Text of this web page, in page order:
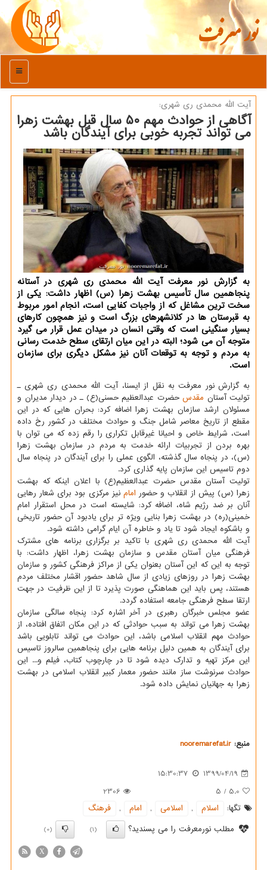
نور معرفت
منو
آیت الله محمدی ری شهری:
آگاهی از حوادث مهم ۵۰ سال قبل بهشت زهرا
می تواند تجربه خوبی برای آیندگان باشد
به گزارش نور معرفت آیت الله محمدی ری شهری در آستانه
پنجاهمین سال تأسیس بهشت زهرا (س) اظهار داشت: یكی از
سخت ترین مشاغل كه از واجبات كفایی است، انجام امور مربوط
به قبرستان ها در كلانشهرهای بزرگ است و نیز همچون كارهای
بسیار سنگینی است كه وقتی انسان در میدان عمل قرار می گیرد
متوجه آن می شود؛ البته در این میان ارتقای سطح خدمت رسانی
به مردم و توجه به توقعات آنان نیز مشكل دیگری برای سازمان
است.
به گزارش نور معرفت به نقل از ایسنا، آیت الله محمدی ری شهری ـ
تولیت آستان مقدس حضرت عبدالعظیم حسنی(ع) ـ در دیدار مدیران و
مسئولان ارشد سازمان بهشت زهرا اضافه کرد: بحران هایی که در این
مقطع از تاریخ معاصر شامل جنگ و حوادث مختلف در کشور رخ داده
است، شرایط خاص و احیانا غیرقابل تکراری را رقم زده که می توان با
بهره بردن از تجربیات ارائه خدمت به مردم در سازمان بهشت زهرا
(س)، در پنجاه سال گذشته، الگوی عملی را برای آیندگان در پنجاه سال
دوم تاسیس این سازمان پایه گذاری کرد.
تولیت آستان مقدس حضرت عبدالعظیم(ع) با اعلان اینکه که بهشت
زهرا (س) پیش از انقلاب و حضور امام نیز مرکزی بود برای شعار رهایی
آنان بر ضد رژیم شاه، اضافه کرد: شایسته است در محل استقرار امام
خمینی(ره) در بهشت زهرا بنایی ویژه تر برای یادبود آن حضور تاریخی
و باشکوه ایجاد شود تا یاد و خاطره آن ایام گرامی داشته شود.
آیت الله محمدی ری شهری با تاکید بر برگزاری برنامه های مشترک
فرهنگی میان آستان مقدس و سازمان بهشت زهرا، اظهار داشت: با
توجه به این که این آستان بعنوان یکی از مراکز فرهنگی کشور و سازمان
بهشت زهرا در روزهای زیادی از سال شاهد حضور اقشار مختلف مردم
هستند، پس باید این هماهنگی صورت پذیرد تا از این ظرفیت در جهت
ارتقا سطح فرهنگی جامعه استفاده گردد.
عضو مجلس خبرگان رهبری در آخر اشاره کرد: پنجاه سالگی سازمان
بهشت زهرا می تواند به سبب حوادثی که در این مکان اتفاق افتاده، از
حوادث مهم انقلاب اسلامی باشد، این حوادث می تواند تابلویی باشد
برای آیندگان به همین دلیل برنامه هایی برای پنجاهمین سالروز تاسیس
این مرکز تهیه و تدارک دیده شود تا در چارچوب کتاب، فیلم و... این
حوادث سرنوشت ساز مانند حضور معمار کبیر انقلاب اسلامی در بهشت
زهرا به جهانیان نمایش داده شود.
منبع: nooremarefat.ir
1399/04/19
15:30:37
5.0
/
5
2306
تگها:
اسلام , اسلامی , امام ,
فرهنگ
مطلب نورمعرفت را می پسندید؟
(1)
(0)
X